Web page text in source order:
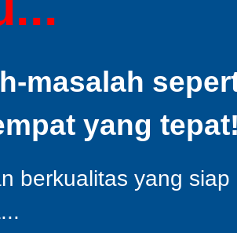
masalah
yang tepat!
berkualitas yang siap